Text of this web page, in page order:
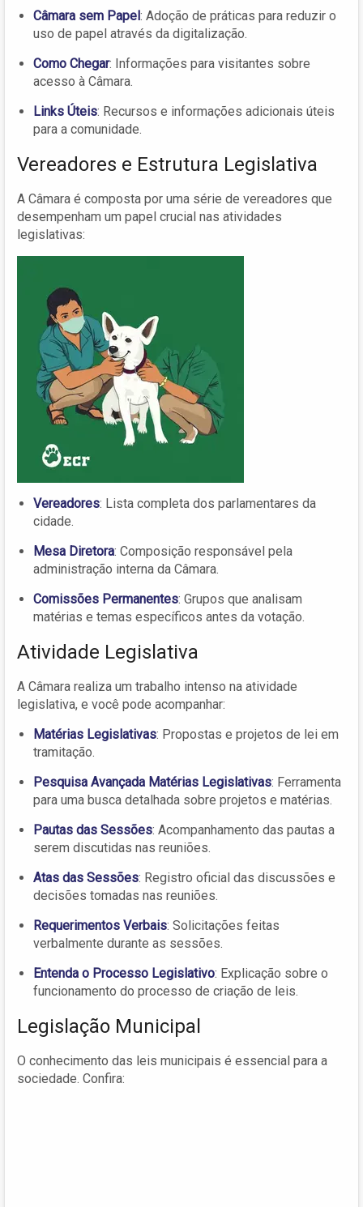
Câmara sem Papel: Adoção de práticas para reduzir o
uso de papel através da digitalização.
Como Chegar: Informações para visitantes sobre
acesso à Câmara.
Links Úteis: Recursos e informações adicionais úteis
para a comunidade.
Vereadores e Estrutura Legislativa
A Câmara é composta por uma série de vereadores que
desempenham um papel crucial nas atividades
legislativas:
Vereadores: Lista completa dos parlamentares da
cidade.
Mesa Diretora: Composição responsável pela
administração interna da Câmara.
Comissões Permanentes: Grupos que analisam
matérias e temas específicos antes da votação.
Atividade Legislativa
A Câmara realiza um trabalho intenso na atividade
legislativa, e você pode acompanhar:
Matérias Legislativas: Propostas e projetos de lei em
tramitação.
Pesquisa Avançada Matérias Legislativas: Ferramenta
para uma busca detalhada sobre projetos e matérias.
Pautas das Sessões: Acompanhamento das pautas a
serem discutidas nas reuniões.
Atas das Sessões: Registro oficial das discussões e
decisões tomadas nas reuniões.
Requerimentos Verbais: Solicitações feitas
verbalmente durante as sessões.
Entenda o Processo Legislativo: Explicação sobre o
funcionamento do processo de criação de leis.
Legislação Municipal
O conhecimento das leis municipais é essencial para a
sociedade. Confira: